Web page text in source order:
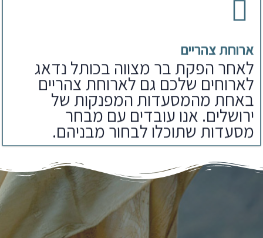
לאחר הפקת בר מצווה בכותל נדאג
לארוחים שלכם גם לארוחת צהריים
באחת מהמסעדות המפנקות של
ירושלים. אנו עובדים עם מבחר
מסעדות שתוכלו לבחור מבניהם.